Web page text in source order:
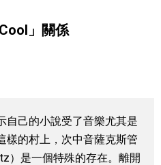
」關係
自己的小說受了音樂尤其是
樣的村上，次中音薩克斯管
）是一個特殊的存在。離開